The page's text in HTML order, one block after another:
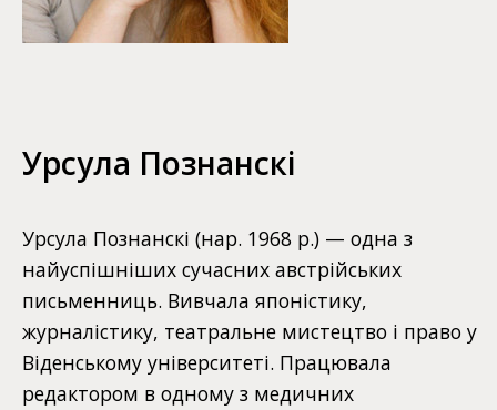
Урсула Познанскі
Урсула Познанскі (нар. 1968 р.) — одна з
найуспішніших сучасних австрійських
письменниць. Вивчала японістику,
журналістику, театральне мистецтво і право у
Віденському університеті. Працювала
редактором в одному з медичних